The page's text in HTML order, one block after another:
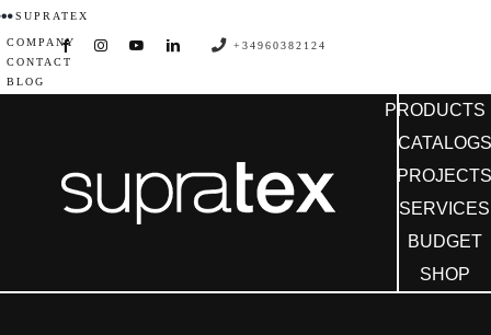
Skip
to
content
SUPRATEX
COMPANY
CONTACT
BLOG
+34960382124
PRODUCTS
CATALOGS
SERVICES
BUDGET
SHOP